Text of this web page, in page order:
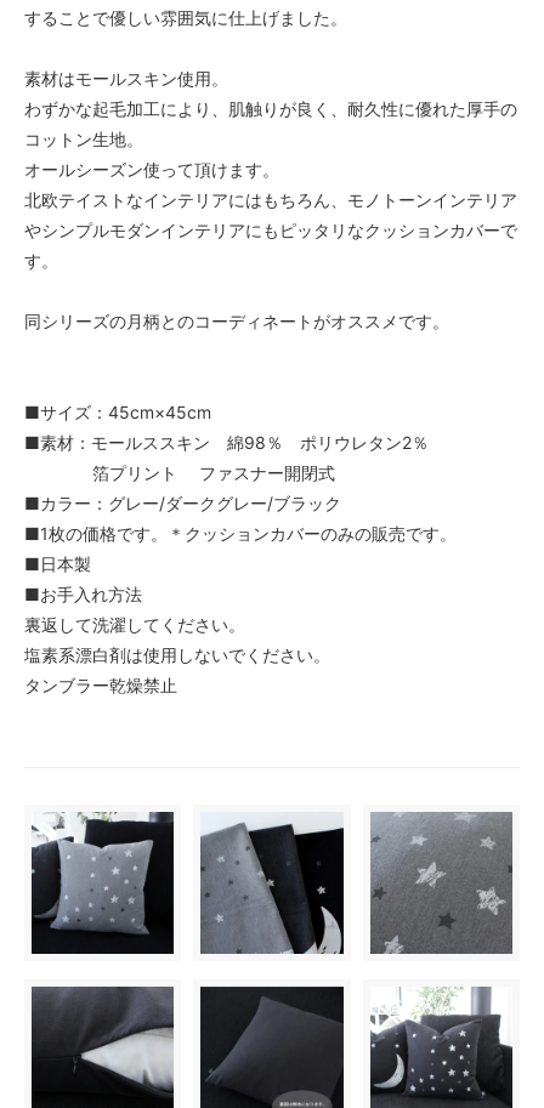
することで優しい雰囲気に仕上げました。
素材はモールスキン使用。
わずかな起毛加工により、肌触りが良く、耐久性に優れた厚手の
コットン生地。
オールシーズン使って頂けます。
北欧テイストなインテリアにはもちろん、モノトーンインテリア
やシンプルモダンインテリアにもピッタリなクッションカバーで
す。
同シリーズの月柄とのコーディネートがオススメです。
■サイズ：45cm×45cm
■素材：モールススキン 綿98％ ポリウレタン2％
箔プリント ファスナー開閉式
■カラー：グレー/ダークグレー/ブラック
■1枚の価格です。＊クッションカバーのみの販売です。
■日本製
■お手入れ方法
裏返して洗濯してください。
塩素系漂白剤は使用しないでください。
タンブラー乾燥禁止